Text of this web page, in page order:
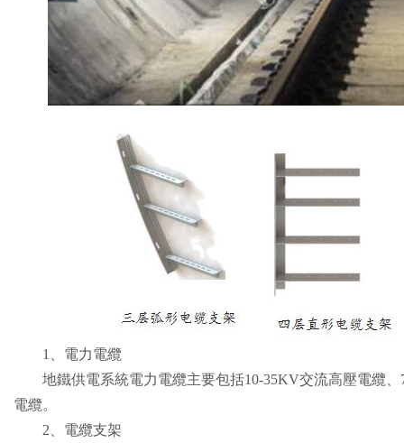
1、電力電纜
地鐵供電系統電力電纜主要包括10-35KV交流高壓電纜、
電纜。
2、電纜支架